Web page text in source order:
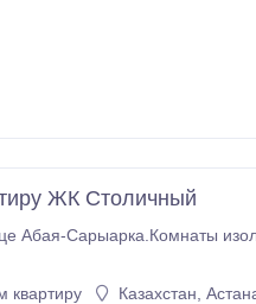
ЖК Столичный
Абая-Сарыарка.Комнаты
квартиру Казахстан,